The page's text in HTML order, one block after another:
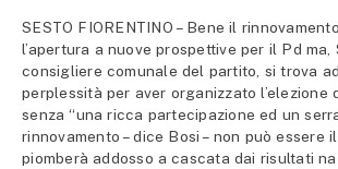
SESTO FIORENTINO – Bene il
l’apertura a nuove prospettive per il Pd ma,
consigliere comunale del partito, si trova
perplessità per aver organizzato l’elezione
senza “una ricca partecipazione ed un
rinnovamento – dice Bosi – non può essere
piomberà addosso a cascata dai risultati